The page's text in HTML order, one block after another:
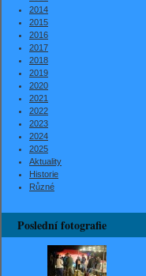
2014
2015
2016
2017
2018
2019
2020
2021
2022
2023
2024
2025
Aktuality
Historie
Různé
Poslední fotografie